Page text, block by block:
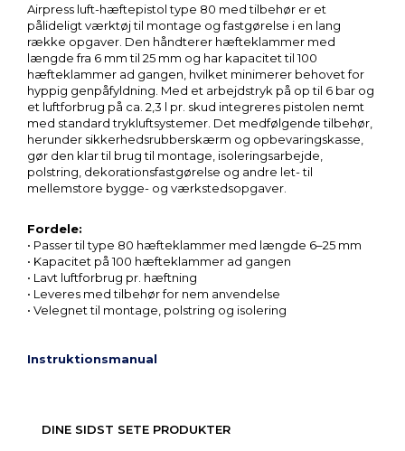
Airpress luft-hæftepistol type 80 med tilbehør er et
pålideligt værktøj til montage og fastgørelse i en lang
række opgaver. Den håndterer hæfteklammer med
længde fra 6 mm til 25 mm og har kapacitet til 100
hæfteklammer ad gangen, hvilket minimerer behovet for
hyppig genpåfyldning. Med et arbejdstryk på op til 6 bar og
et luftforbrug på ca. 2,3 l pr. skud integreres pistolen nemt
med standard trykluftsystemer. Det medfølgende tilbehør,
herunder sikkerhedsrubberskærm og opbevaringskasse,
gør den klar til brug til montage, isoleringsarbejde,
polstring, dekorationsfastgørelse og andre let- til
mellemstore bygge- og værkstedsopgaver.
Fordele:
• Passer til type 80 hæfteklammer med længde 6–25 mm
• Kapacitet på 100 hæfteklammer ad gangen
• Lavt luftforbrug pr. hæftning
• Leveres med tilbehør for nem anvendelse
• Velegnet til montage, polstring og isolering
Instruktionsmanual
DINE SIDST SETE PRODUKTER